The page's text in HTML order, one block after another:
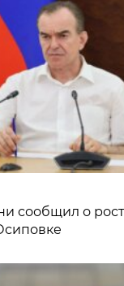
сообщил о